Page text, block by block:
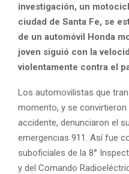
investigación, un
ciudad de Santa Fe, se
de un automóvil Honda
joven siguió con la
violentamente contra el
Los automovilistas que
momento, y se
accidente, denunciaron el
emergencias 911. Así fue
suboficiales de la 8°
y del Comando